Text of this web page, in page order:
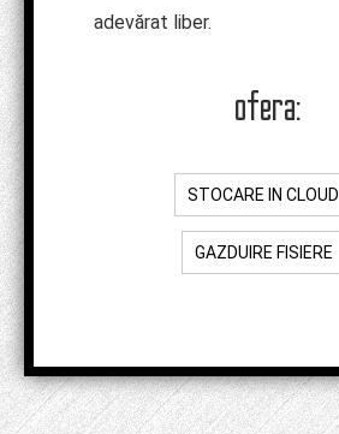
adevărat liber.
ofera:
STOCARE IN CLOUD
GAZDUIRE FISIERE